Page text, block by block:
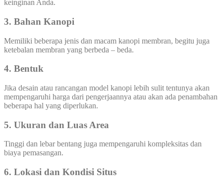
keinginan Anda.
3. Bahan Kanopi
Memiliki beberapa jenis dan macam kanopi membran, begitu juga
ketebalan membran yang berbeda – beda.
4. Bentuk
Jika desain atau rancangan model kanopi lebih sulit tentunya akan
mempengaruhi harga dari pengerjaannya atau akan ada penambahan
beberapa hal yang diperlukan.
5. Ukuran dan Luas Area
Tinggi dan lebar bentang juga mempengaruhi kompleksitas dan
biaya pemasangan.
6. Lokasi dan Kondisi Situs